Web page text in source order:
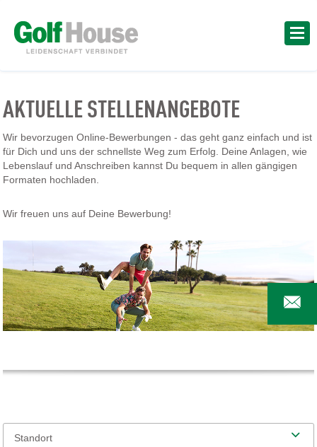
AKTUELLE STELLENANGEBOTE
Wir bevorzugen Online-Bewerbungen - das geht ganz einfach und ist
für Dich und uns der schnellste Weg zum Erfolg. Deine Anlagen, wie
Lebenslauf und Anschreiben kannst Du bequem in allen gängigen
Formaten hochladen.
Wir freuen uns auf Deine Bewerbung!
Standort